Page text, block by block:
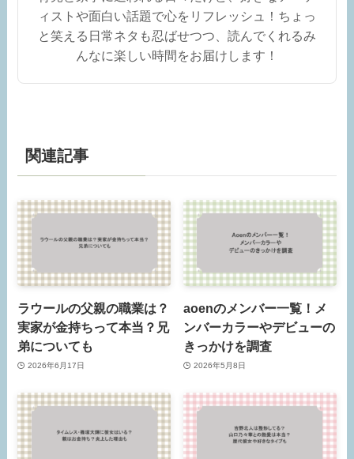
ィストや面白い話題で心をリフレッシュ！ちょっ
と笑える日常ネタも忍ばせつつ、読んでくれるみ
んなに楽しい時間をお届けします！
関連記事
ラウールの父親の職業は？
実家が金持ちって本当？兄
弟についても
2026年6月17日
aoenのメンバー一覧！メ
ンバーカラーやデビューの
きっかけを調査
2026年5月8日